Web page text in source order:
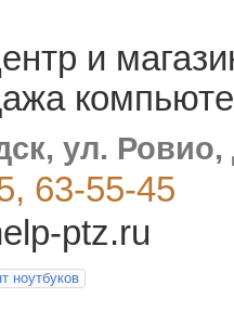
и
ул.
63-55-45
ptz.ru
ноутбуков